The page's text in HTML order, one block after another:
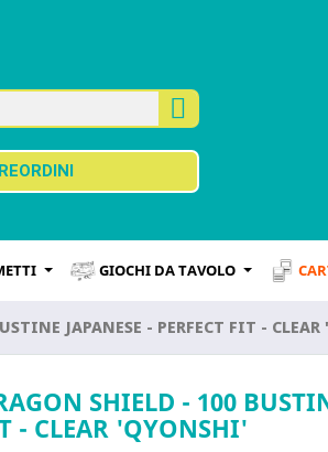
GIOCHI DA TAVOLO
JAPANESE - PERFECT FIT -
SHIELD - 100
- CLEAR 'QYONSHI'